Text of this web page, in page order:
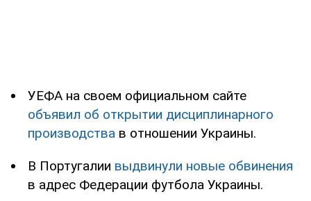
УЕФА на своем официальном сайте
объявил об открытии дисциплинарного
производства в отношении Украины.
В Португалии выдвинули новые обвинения
в адрес Федерации футбола Украины.